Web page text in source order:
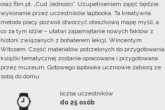
oraz film pt. „Cud Jedności”. Uzupełnieniem zajęć będzie
wykonanie przez uczestników lapbooka. Ta kreatywna
metoda pracy pozwoli stworzyć obrazkową mapę myśli, a
co za tym idzie – ułatwi zapamiętanie nowych faktów z
historii związanych z bohaterem lekcji, Wincentym
Witosem. Część materiałów potrzebnych do przygotowania
książki tematycznej zostanie opracowana i przygotowana
przez muzeum. Gotowego lapbooka uczniowie zabiorą ze
sobą do domu.
liczba uczestników
do 25 osób